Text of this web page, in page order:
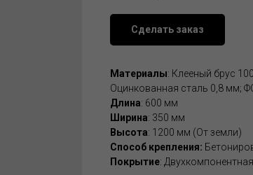
Сделать заказ
Материалы: Клееный брус
Оцинкованная сталь 0,8 мм;
Длина: 600 мм
Ширина: 350 мм
Высота: 1200 мм (От земли)
Способ крепления:
Покрытие: